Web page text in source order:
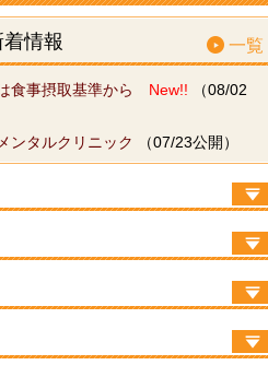
情報 一覧
食事摂取基準から New!! （08/02
ンタルクリニック （07/23公開）